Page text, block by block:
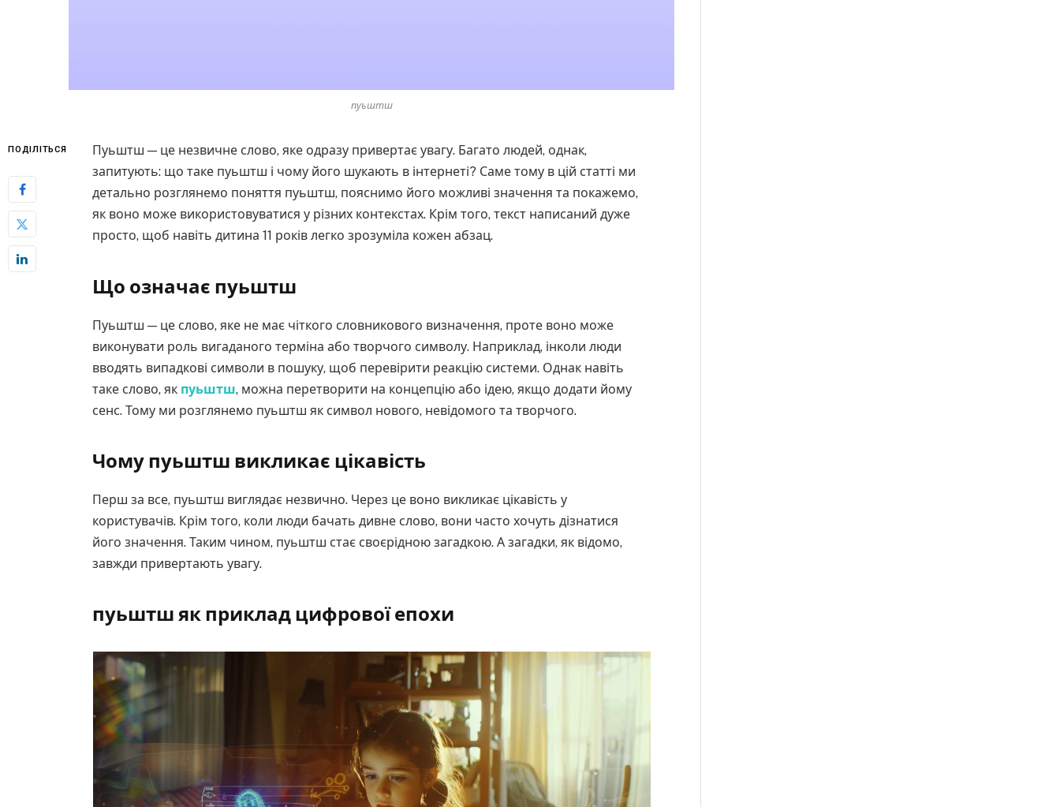
пуьштш
ПОДІЛІТЬСЯ
Пуьштш — це незвичне слово, яке одразу привертає увагу. Багато людей, однак,
запитують: що таке пуьштш і чому його шукають в інтернеті? Саме тому в цій статті ми
детально розглянемо поняття пуьштш, пояснимо його можливі значення та покажемо,
як воно може використовуватися у різних контекстах. Крім того, текст написаний дуже
просто, щоб навіть дитина 11 років легко зрозуміла кожен абзац.
Що означає пуьштш
Пуьштш — це слово, яке не має чіткого словникового визначення, проте воно може
виконувати роль вигаданого терміна або творчого символу. Наприклад, інколи люди
вводять випадкові символи в пошуку, щоб перевірити реакцію системи. Однак навіть
таке слово, як пуьштш, можна перетворити на концепцію або ідею, якщо додати йому
сенс. Тому ми розглянемо пуьштш як символ нового, невідомого та творчого.
Чому пуьштш викликає цікавість
Перш за все, пуьштш виглядає незвично. Через це воно викликає цікавість у
користувачів. Крім того, коли люди бачать дивне слово, вони часто хочуть дізнатися
його значення. Таким чином, пуьштш стає своєрідною загадкою. А загадки, як відомо,
завжди привертають увагу.
пуьштш як приклад цифрової епохи